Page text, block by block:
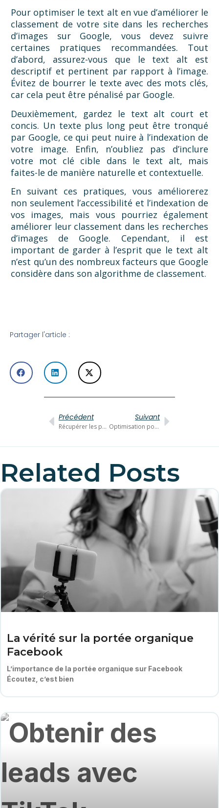
Pour optimiser le text alt en vue d’améliorer le
classement de votre site dans les recherches
d’images sur Google, vous devez suivre
certaines pratiques recommandées. Tout
d’abord, assurez-vous que le text alt est
descriptif et pertinent par rapport à l’image.
Évitez de bourrer le texte avec des mots clés,
car cela peut être pénalisé par Google.
Deuxièmement, gardez le text alt court et
concis. Un texte plus long peut être tronqué
par Google, ce qui peut nuire à l’indexation de
votre image. Enfin, n’oubliez pas d’inclure
votre mot clé cible dans le text alt, mais
faites-le de manière naturelle et contextuelle.
En suivant ces pratiques, vous améliorerez
non seulement l’accessibilité et l’indexation de
vos images, mais vous pourriez également
améliorer leur classement dans les recherches
d’images de Google. Cependant, il est
important de garder à l’esprit que le text alt
n’est qu’un des nombreux facteurs que Google
considère dans son algorithme de classement.
Partager l'article :
Précédent
Récupérer les paniers abandonnés dans votre boutique en ligne
Suivant
Optimisation pour les moteurs de recherche (SEO) : Les clés du succès pour les entrepreneurs débutants
Related Posts
La vérité sur la portée organique
Facebook
L’importance de la portée organique sur Facebook
Écoutez, c’est bien